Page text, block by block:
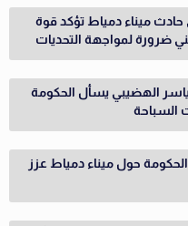
ميناء دمياط تؤكد قوة
ضرورة لمواجهة التحديات
ياسر الهضيبي يسأل الحكومة
السباحة
حول ميناء دمياط عزز